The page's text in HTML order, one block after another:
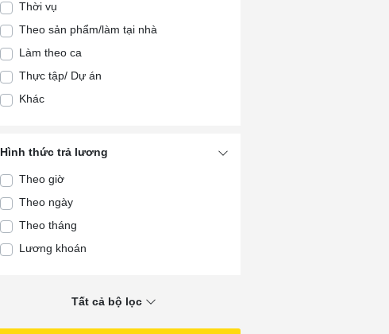
Hành chính/Thư ký/Trợ lý
Tài chính/Kế toán/Kiểm toán
Thợ Dệt/May/Da giày
Thợ sửa chữa các loại
Thợ sắt/hàn/cơ khí
Thợ xây/Thợ hồ
Thời vụ
Theo sản phẩm/làm tại nhà
Làm theo ca
Thực tập/ Dự án
Khác
Hình thức trả lương
Theo giờ
Theo ngày
Theo tháng
Lương khoán
Tất cả bộ lọc